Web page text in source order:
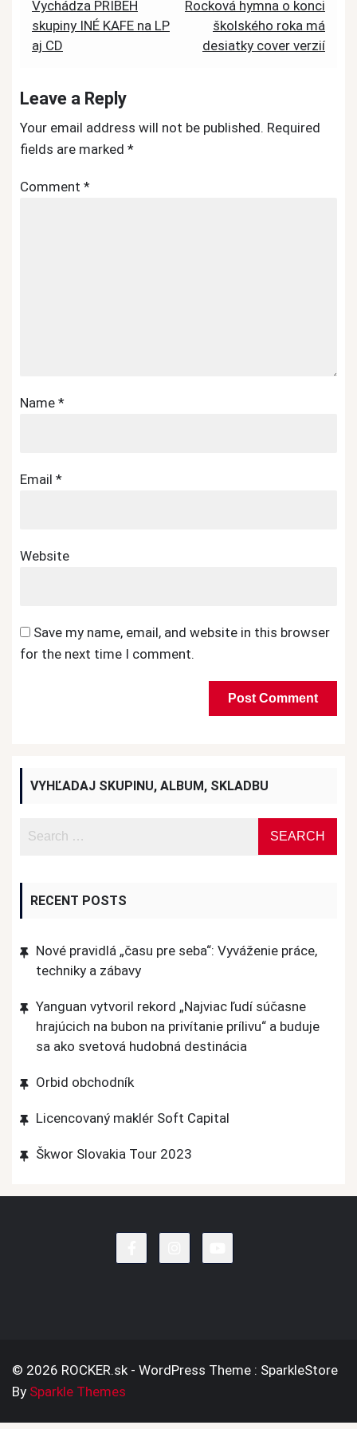
Post
navigation
Vychádza PRÍBEH
skupiny INÉ KAFE na LP
aj CD
Rocková hymna o konci
školského roka má
desiatky cover verzií
Leave a Reply
Your email address will not be published. Required
fields are marked *
Comment *
Name *
Email *
Website
Save my name, email, and website in this browser
for the next time I comment.
VYHĽADAJ SKUPINU, ALBUM, SKLADBU
RECENT POSTS
Nové pravidlá „času pre seba“: Vyváženie práce,
techniky a zábavy
Yanguan vytvoril rekord „Najviac ľudí súčasne
hrajúcich na bubon na privítanie prílivu“ a buduje
sa ako svetová hudobná destinácia
Orbid obchodník
Licencovaný maklér Soft Capital
Škwor Slovakia Tour 2023
© 2026 ROCKER.sk - WordPress Theme : SparkleStore
By Sparkle Themes